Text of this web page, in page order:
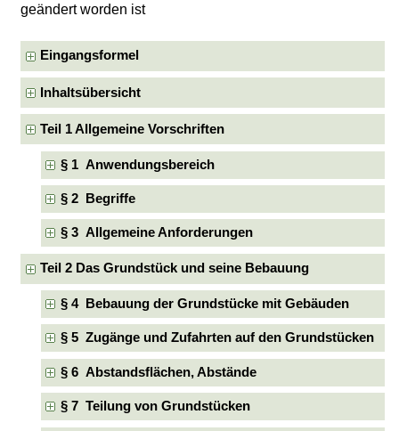
geändert worden ist
Eingangsformel
Inhaltsübersicht
Teil 1 Allgemeine Vorschriften
§ 1 Anwendungsbereich
§ 2 Begriffe
§ 3 Allgemeine Anforderungen
Teil 2 Das Grundstück und seine Bebauung
§ 4 Bebauung der Grundstücke mit Gebäuden
§ 5 Zugänge und Zufahrten auf den Grundstücken
§ 6 Abstandsflächen, Abstände
§ 7 Teilung von Grundstücken